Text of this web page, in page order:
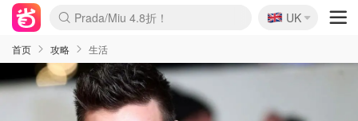
麦卢卡蜂蜜夏促！个位数！
Prada/Miu 4.8折！
啥？必胜客披萨5折！
🇬🇧
UK
首页 攻略 生活